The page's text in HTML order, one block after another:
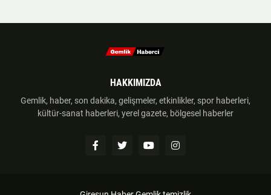
HAKKIMIZDA
Gemlik, haber, son dakika, gelişmeler, etkinlikler, spor haberleri,
kültür-sanat haberleri, yerel gazete, bölgesel haberler